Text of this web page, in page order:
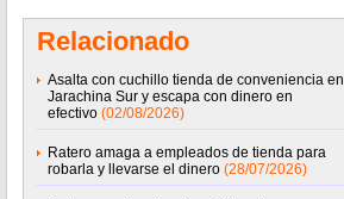
Relacionado
Asalta con cuchillo tienda de conveniencia en
Jarachina Sur y escapa con dinero en
efectivo (02/08/2026)
Ratero amaga a empleados de tienda para
robarla y llevarse el dinero (28/07/2026)